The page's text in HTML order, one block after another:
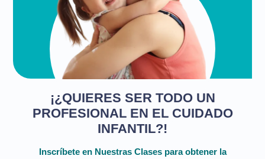
¡¿QUIERES SER TODO UN
PROFESIONAL EN EL CUIDADO
INFANTIL?!
Inscríbete en Nuestras Clases para obtener la